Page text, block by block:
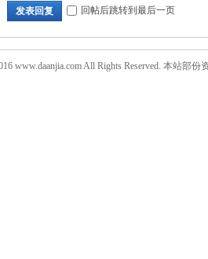
发表回复 回帖后跳转到最后一页
www.daanjia.com All Rights Reserved. 本站